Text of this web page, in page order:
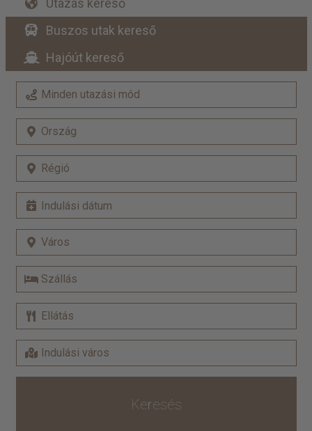
Utazás kereső
Buszos utak kereső
Hajóút kereső
Keresés